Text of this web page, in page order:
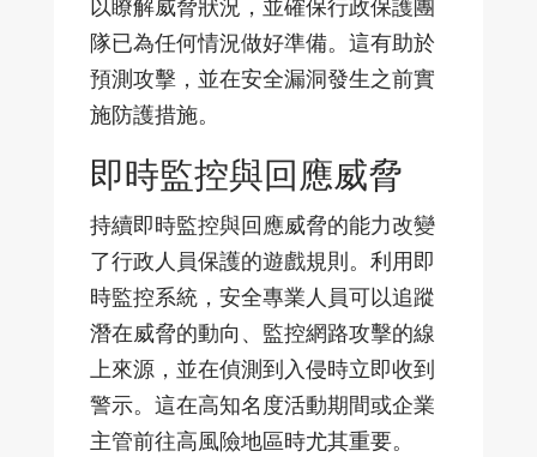
以瞭解威脅狀況，並確保行政保護團
隊已為任何情況做好準備。這有助於
預測攻擊，並在安全漏洞發生之前實
施防護措施。
即時監控與回應威脅
持續即時監控與回應威脅的能力改變
了行政人員保護的遊戲規則。利用即
時監控系統，安全專業人員可以追蹤
潛在威脅的動向、監控網路攻擊的線
上來源，並在偵測到入侵時立即收到
警示。這在高知名度活動期間或企業
主管前往高風險地區時尤其重要。